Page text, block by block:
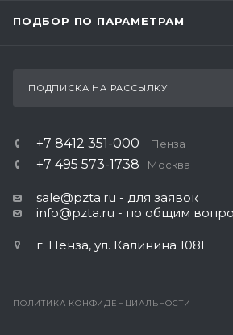
ПОДБОР ПО ПАРАМЕТРАМ
ПОДПИСКА НА РАССЫЛКУ
+7 8412 351-000 Пенза
+7 495 573-1738 Москва
sale@pzta.ru - для заявок
info@pzta.ru - по общим
г. Пенза, ул. Калинина 108Г
ПОЛИТИКА КОНФИДЕНЦИАЛЬНОСТИ